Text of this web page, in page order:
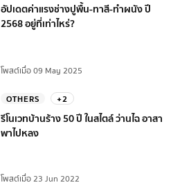
อัปเดตค่าแรงช่างปูพื้น-ทาสี-ทำผนัง ปี
2568 อยู่ที่เท่าไหร่?
โพสต์เมื่อ 09 May 2025
OTHERS +2
รีโนเวทบ้านร้าง 50 ปี ในสไตล์ ว่านไฉ อาสา
พาไปหลง
โพสต์เมื่อ 23 Jun 2022